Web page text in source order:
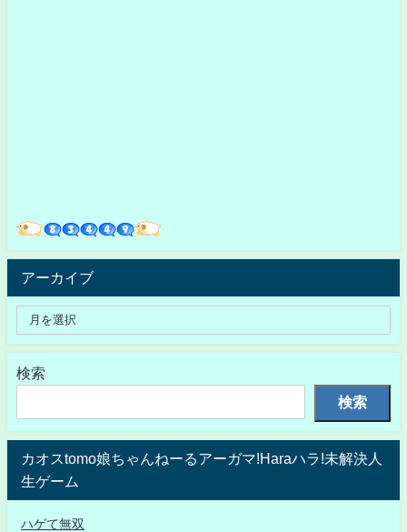
アーカイブ
検索
検索
カオスtomo娘ちゃんねーるアーガマ!Haraハラ!未解決人
生ゲーム
ハゲて無双